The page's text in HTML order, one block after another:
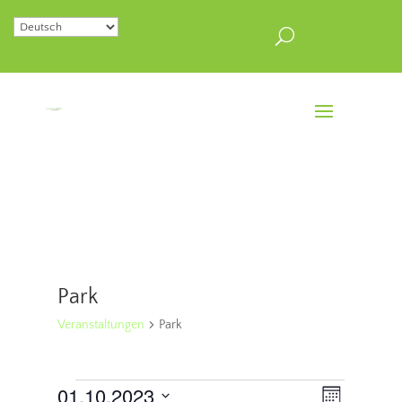
Park
Veranstaltungen Park
Veranstaltungen
01.10.2023